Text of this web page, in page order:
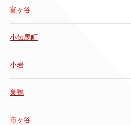
富ヶ谷
小伝馬町
小岩
巣鴨
市ヶ谷